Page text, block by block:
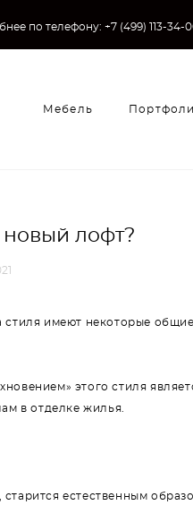
по телефону: +7 (499) 113-34-
Мебель
лофт?
стиля имеют некоторые
этого стиля
в отделке жилья.
естественным